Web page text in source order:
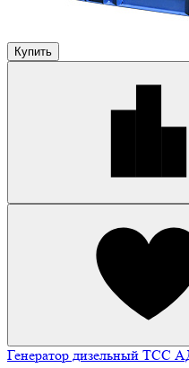
Купить
Генератор дизельный ТСС